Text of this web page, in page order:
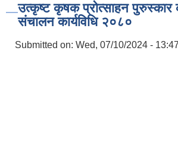
उत्कृष्ट कृषक प्रोत्साहन पुरुस्कार
संचालन कार्यविधि २०८०
Submitted on: Wed, 07/10/2024 - 13:47